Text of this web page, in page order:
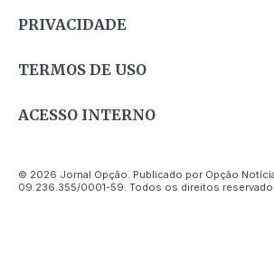
PRIVACIDADE
TERMOS DE USO
ACESSO INTERNO
© 2026 Jornal Opção. Publicado por Opção
09.236.355/0001-59. Todos os direitos